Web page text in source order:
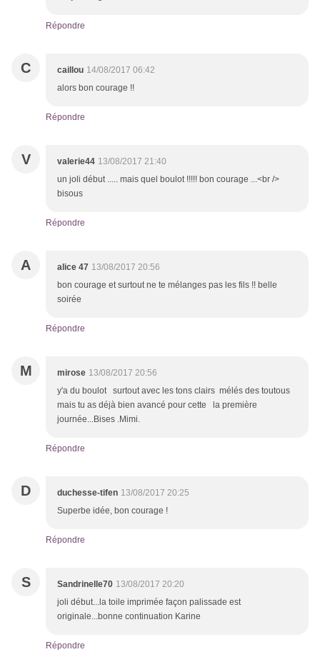
Répondre
C caillou 14/08/2017 06:42
alors bon courage !!
Répondre
V valerie44 13/08/2017 21:40
un joli début ..... mais quel boulot !!!!! bon courage ...<br />
bisous
Répondre
A alice 47 13/08/2017 20:56
bon courage et surtout ne te mélanges pas les fils !! belle
soirée
Répondre
M mirose 13/08/2017 20:56
y'a du boulot surtout avec les tons clairs mélés des toutous
mais tu as déjà bien avancé pour cette la première
journée...Bises .Mimi.
Répondre
D duchesse-tifen 13/08/2017 20:25
Superbe idée, bon courage !
Répondre
S Sandrinelle70 13/08/2017 20:20
joli début...la toile imprimée façon palissade est
originale...bonne continuation Karine
Répondre